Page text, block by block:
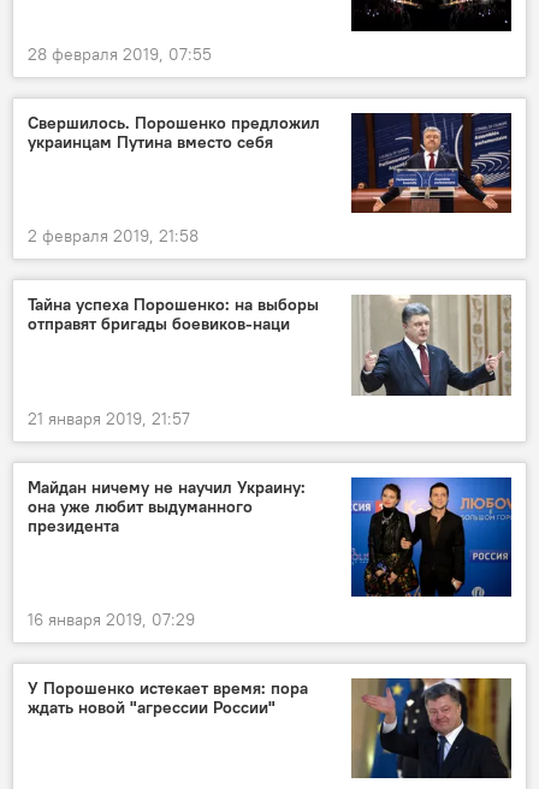
28 февраля 2019, 07:55
Свершилось. Порошенко предложил
украинцам Путина вместо себя
2 февраля 2019, 21:58
Тайна успеха Порошенко: на выборы
отправят бригады боевиков-наци
21 января 2019, 21:57
Майдан ничему не научил Украину:
она уже любит выдуманного
президента
16 января 2019, 07:29
У Порошенко истекает время: пора
ждать новой "агрессии России"